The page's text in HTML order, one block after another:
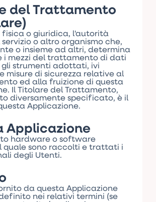
del Trattamento
fisica o giuridica, l'autorità
o altro organismo che,
o insieme ad altri, determina
i mezzi del trattamento di dati
gli strumenti adottati, ivi
misure di sicurezza relative al
ed alla fruizione di questa
Il Titolare del Trattamento,
diversamente specificato, è il
Applicazione.
Applicazione
hardware o software
quale sono raccolti e trattati i
degli Utenti.
da questa Applicazione
nei relativi termini (se